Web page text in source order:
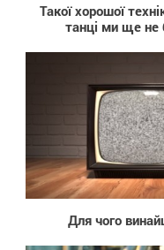
Такої хорошої
танці ми ще не
Для чого